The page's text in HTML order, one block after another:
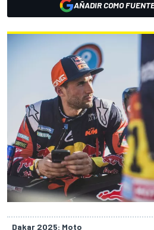
AÑADIR COMO
Dakar 2025: Moto